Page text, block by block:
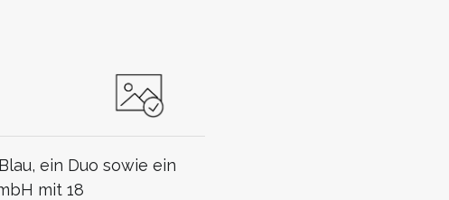
ein Duo sowie ein
mit 18